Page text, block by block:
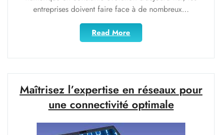
entreprises doivent faire face à de nombreux…
Read More
la
la
Conformité
IT
:
Maîtrisez l’expertise en réseaux pour
une connectivité optimale